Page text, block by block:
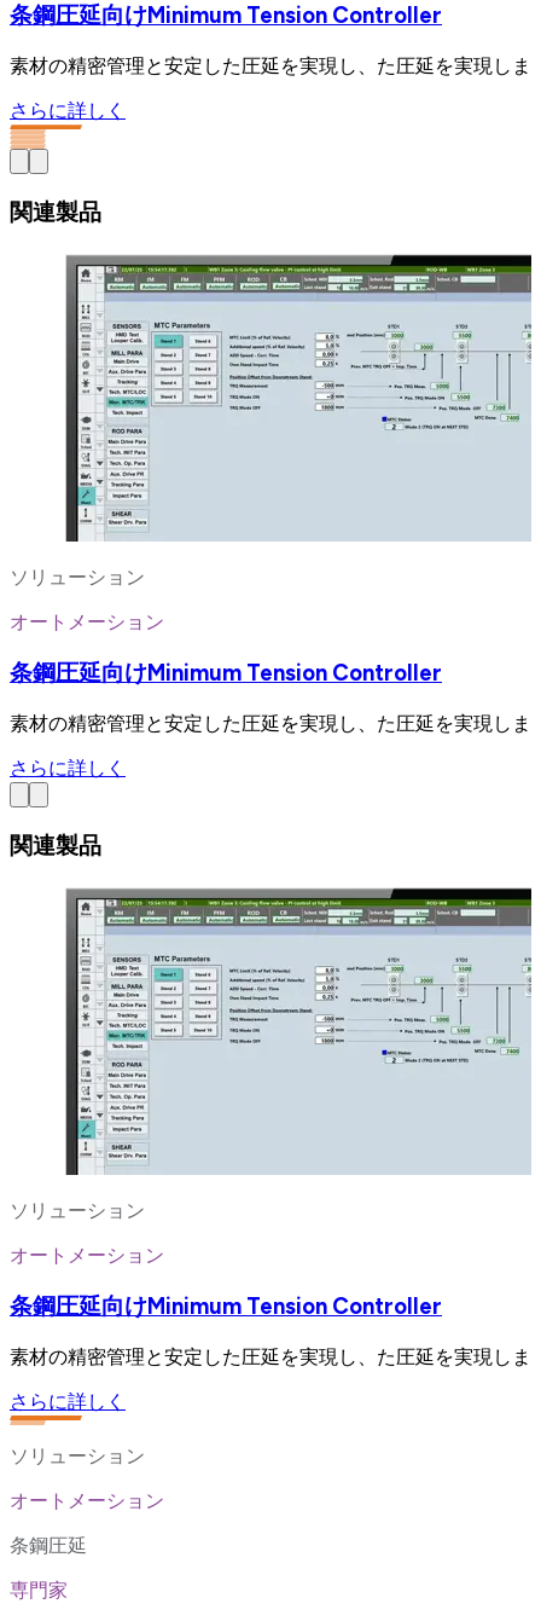
条鋼圧延向けMinimum Tension Controller
素材の精密管理と安定した圧延を実現し、た圧延を実現し
さらに詳しく
関連製品
ソリューション
オートメーション
条鋼圧延向けMinimum Tension Controller
素材の精密管理と安定した圧延を実現し、た圧延を実現し
さらに詳しく
関連製品
ソリューション
オートメーション
条鋼圧延向けMinimum Tension Controller
素材の精密管理と安定した圧延を実現し、た圧延を実現し
さらに詳しく
ソリューション
オートメーション
条鋼圧延
専門家